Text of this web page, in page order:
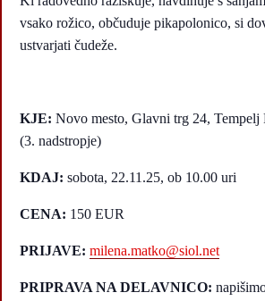
vsako rožico, občuduje pikapolonico, si
ustvarjati čudeže.
KJE: Novo mesto, Glavni trg 24, Tempelj
(3. nadstropje)
KDAJ: sobota, 22.11.25, ob 10.00 uri
CENA: 150 EUR
PRIJAVE: milena.matko@siol.net
PRIPRAVA NA DELAVNICO: